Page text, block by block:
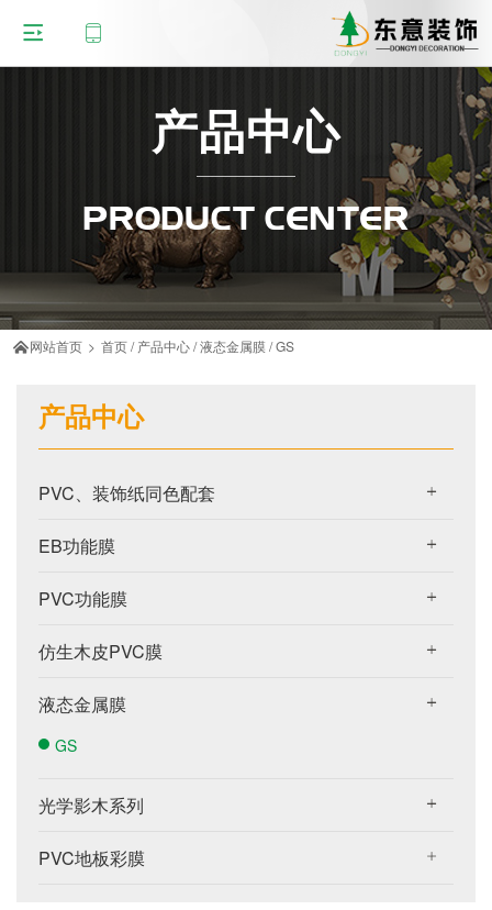
产品中心
PRODUCT CENTER
网站首页 > 首页/产品中心/液态金属膜/GS
产品中心
PVC、装饰纸同色配套
EB功能膜
PVC功能膜
仿生木皮PVC膜
液态金属膜
GS
光学影木系列
PVC地板彩膜